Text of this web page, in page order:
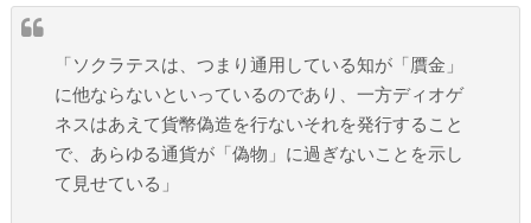
「ソクラテスは、つまり通用している知が「贋金」
に他ならないといっているのであり、一方ディオゲ
ネスはあえて貨幣偽造を行ないそれを発行すること
で、あらゆる通貨が「偽物」に過ぎないことを示し
て見せている」